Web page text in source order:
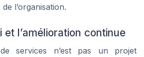
l’organisation.
l’amélioration continue
services n’est pas un projet